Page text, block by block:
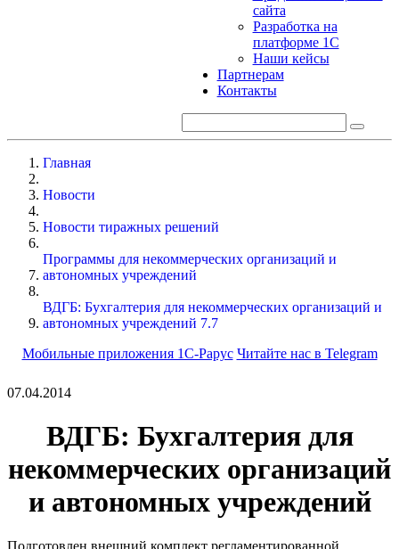
сайта
Разработка на
платформе 1С
Наши кейсы
Партнерам
Контакты
Главная
Новости
Новости тиражных решений
Программы для некоммерческих организаций и
автономных учреждений
ВДГБ: Бухгалтерия для некоммерческих организаций и
автономных учреждений 7.7
Мобильные приложения 1С-Рарус Читайте нас в Telegram
07.04.2014
ВДГБ: Бухгалтерия для
некоммерческих организаций
и автономных учреждений
Подготовлен внешний комплект регламентированной